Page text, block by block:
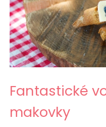
Fantastické
makovky